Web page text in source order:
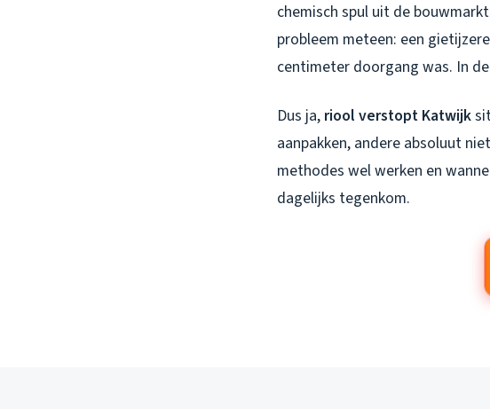
chemisch spul uit de
probleem meteen: een
centimeter doorgang was. In
Dus ja, riool verstopt Katwijk
aanpakken, andere absoluut
methodes wel werken en
dagelijks tegenkom.